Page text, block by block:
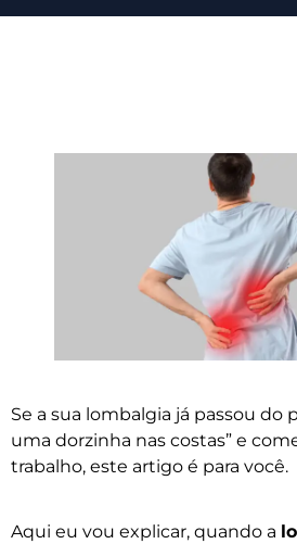
Se a sua lombalgia já passou do
uma dorzinha nas costas” e
trabalho, este artigo é para você.
Aqui eu vou explicar, quando a